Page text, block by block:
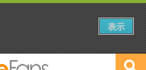
表示